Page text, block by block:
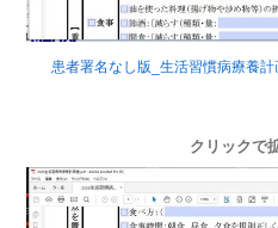
患者署名なし版_生活習慣病療養
クリックで